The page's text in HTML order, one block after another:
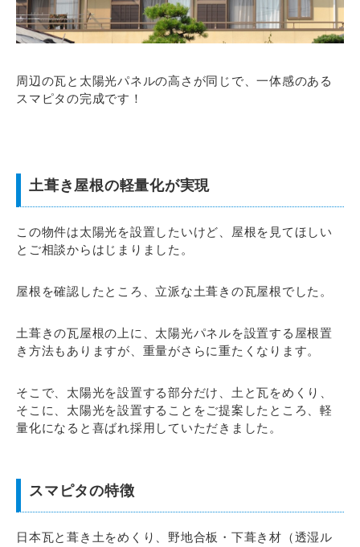
周辺の瓦と太陽光パネルの高さが同じで、一体感のある
スマピタの完成です！
土葺き屋根の軽量化が実現
この物件は太陽光を設置したいけど、屋根を見てほしい
とご相談からはじまりました。
屋根を確認したところ、立派な土葺きの瓦屋根でした。
土葺きの瓦屋根の上に、太陽光パネルを設置する屋根置
き方法もありますが、重量がさらに重たくなります。
そこで、太陽光を設置する部分だけ、土と瓦をめくり、
そこに、太陽光を設置することをご提案したところ、軽
量化になると喜ばれ採用していただきました。
スマピタの特徴
日本瓦と葺き土をめくり、野地合板・下葺き材（透湿ル